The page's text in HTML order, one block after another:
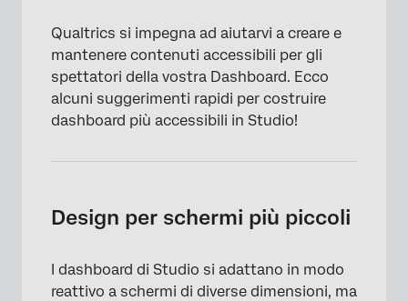
Includere descrizioni lunghe per le immagini
complesse o le visualizzazioni di dati
Usare il colore, le dimensioni e la posizione
Riempimenti e modalità scura
Non sovraffollare i dashboard
Qualtrics si impegna ad aiutarvi a creare e
mantenere contenuti accessibili per gli
spettatori della vostra Dashboard. Ecco
alcuni suggerimenti rapidi per costruire
dashboard più accessibili in Studio!
Design per schermi più piccoli
I dashboard di Studio si adattano in modo
reattivo a schermi di diverse dimensioni, ma